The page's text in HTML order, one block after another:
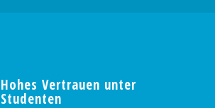
Hohes Vertrauen unter
Studenten